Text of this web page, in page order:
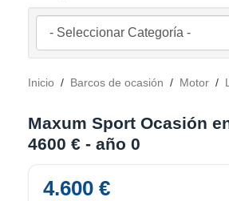
Inicio / Barcos de ocasión / Motor /
Maxum Sport Ocasión
4600 € - año 0
4.600 €